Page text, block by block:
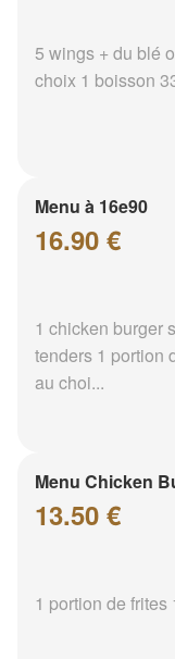
5 wings + du blé
choix 1 boisson
Menu à 16e90
16.90 €
1 chicken burger
tenders 1 portion
au choi...
Menu Chicken
13.50 €
1 portion de